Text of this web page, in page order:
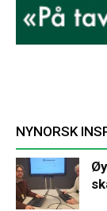
NYNORSK